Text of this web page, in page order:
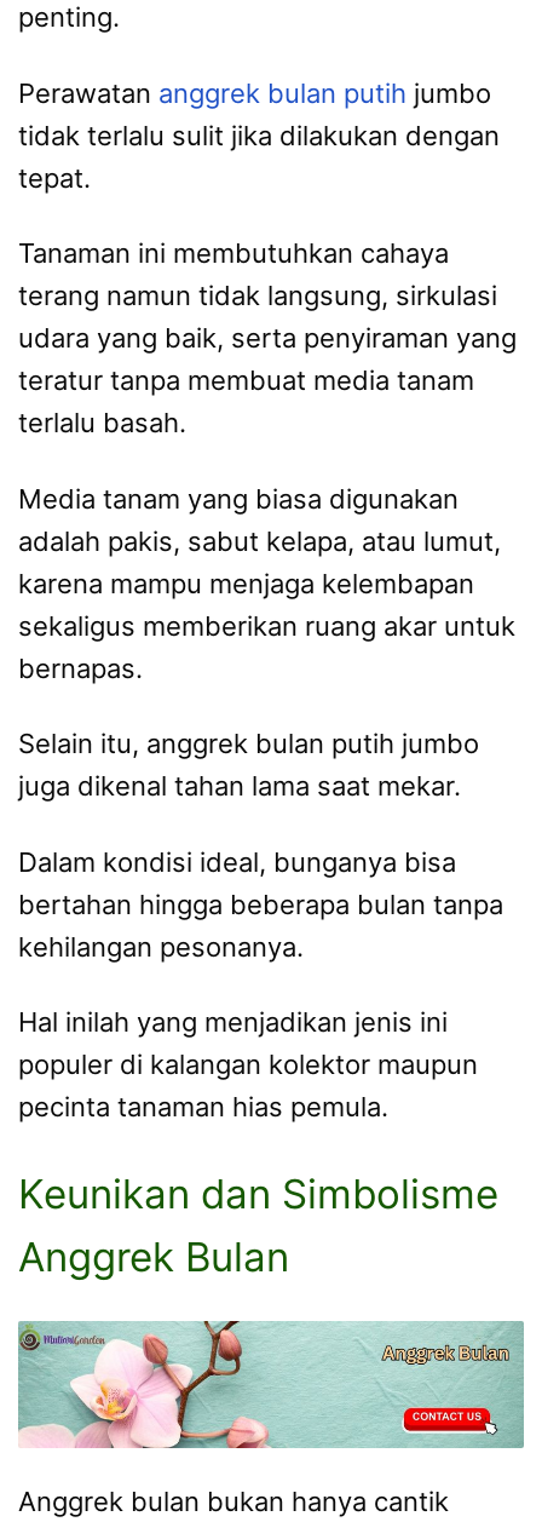
penting.
Perawatan anggrek bulan putih jumbo
tidak terlalu sulit jika dilakukan dengan
tepat.
Tanaman ini membutuhkan cahaya
terang namun tidak langsung, sirkulasi
udara yang baik, serta penyiraman yang
teratur tanpa membuat media tanam
terlalu basah.
Media tanam yang biasa digunakan
adalah pakis, sabut kelapa, atau lumut,
karena mampu menjaga kelembapan
sekaligus memberikan ruang akar untuk
bernapas.
Selain itu, anggrek bulan putih jumbo
juga dikenal tahan lama saat mekar.
Dalam kondisi ideal, bunganya bisa
bertahan hingga beberapa bulan tanpa
kehilangan pesonanya.
Hal inilah yang menjadikan jenis ini
populer di kalangan kolektor maupun
pecinta tanaman hias pemula.
Keunikan dan Simbolisme
Anggrek Bulan
Anggrek bulan bukan hanya cantik